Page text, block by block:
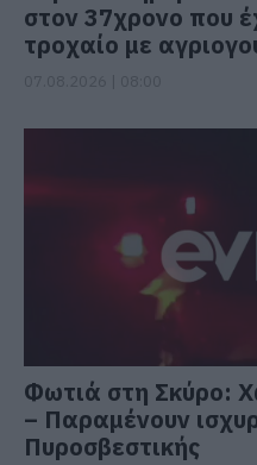
στον 37χρονο που
τροχαίο με
Φωτιά στη Σκύρο:
– Παραμένουν
Πυροσβεστικής